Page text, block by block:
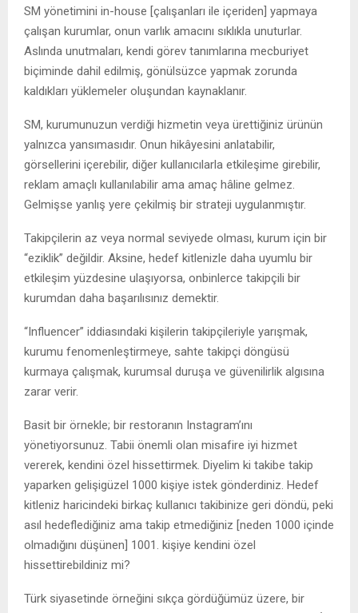
SM yönetimini in-house [çalışanları ile içeriden] yapmaya
çalışan kurumlar, onun varlık amacını sıklıkla unuturlar.
Aslında unutmaları, kendi görev tanımlarına mecburiyet
biçiminde dahil edilmiş, gönülsüzce yapmak zorunda
kaldıkları yüklemeler oluşundan kaynaklanır.
SM, kurumunuzun verdiği hizmetin veya ürettiğiniz ürünün
yalnızca yansımasıdır. Onun hikâyesini anlatabilir,
görsellerini içerebilir, diğer kullanıcılarla etkileşime girebilir,
reklam amaçlı kullanılabilir ama amaç hâline gelmez.
Gelmişse yanlış yere çekilmiş bir strateji uygulanmıştır.
Takipçilerin az veya normal seviyede olması, kurum için bir
“eziklik” değildir. Aksine, hedef kitlenizle daha uyumlu bir
etkileşim yüzdesine ulaşıyorsa, onbinlerce takipçili bir
kurumdan daha başarılısınız demektir.
“Influencer” iddiasındaki kişilerin takipçileriyle yarışmak,
kurumu fenomenleştirmeye, sahte takipçi döngüsü
kurmaya çalışmak, kurumsal duruşa ve güvenilirlik algısına
zarar verir.
Basit bir örnekle; bir restoranın Instagram’ını
yönetiyorsunuz. Tabii önemli olan misafire iyi hizmet
vererek, kendini özel hissettirmek. Diyelim ki takibe takip
yaparken gelişigüzel 1000 kişiye istek gönderdiniz. Hedef
kitleniz haricindeki birkaç kullanıcı takibinize geri döndü, peki
asıl hedeflediğiniz ama takip etmediğiniz [neden 1000 içinde
olmadığını düşünen] 1001. kişiye kendini özel
hissettirebildiniz mi?
Türk siyasetinde örneğini sıkça gördüğümüz üzere, bir